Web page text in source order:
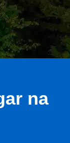
na